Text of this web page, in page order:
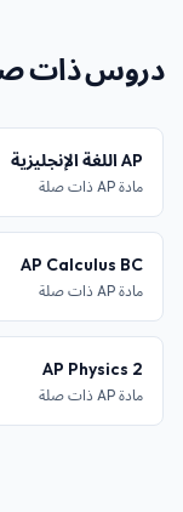
دروس ذات
AP اللغة الإنجليزية
مادة AP ذات صلة
AP Calculus BC
مادة AP ذات صلة
AP Physics 2
مادة AP ذات صلة